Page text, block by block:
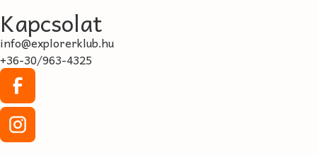
Kapcsolat
info@explorerklub.hu
+36-30/963-4325